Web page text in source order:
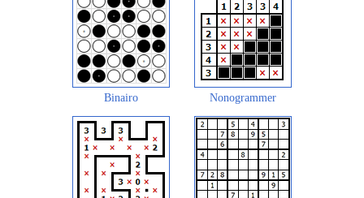
Binairo Nonogrammer